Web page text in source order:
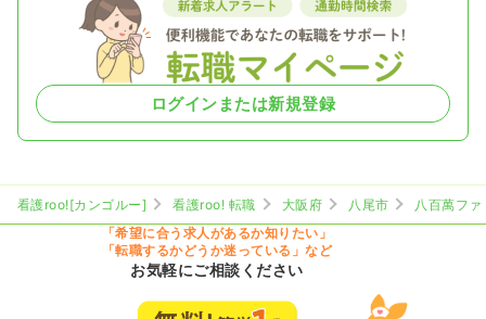
ログインまたは新規登録
看護roo![カンゴルー] 看護roo! 転職 大阪府 八尾市
八百萬フ
「希望に合う求人があるか知りたい」
「転職するかどうか迷っている」など
お気軽にご相談ください